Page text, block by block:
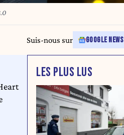
Suis-nous sur GOOGLE NEWS
LES PLUS LUS